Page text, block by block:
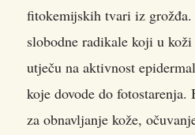
fitokemijskih tvari iz
slobodne radikale koji u
utječu na aktivnost
koje dovode do fotostarenja.
za obnavljanje kože,